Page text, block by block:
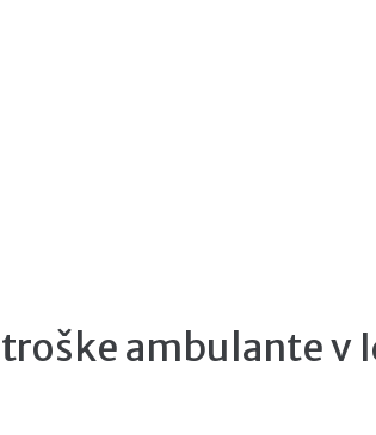
ambulante v